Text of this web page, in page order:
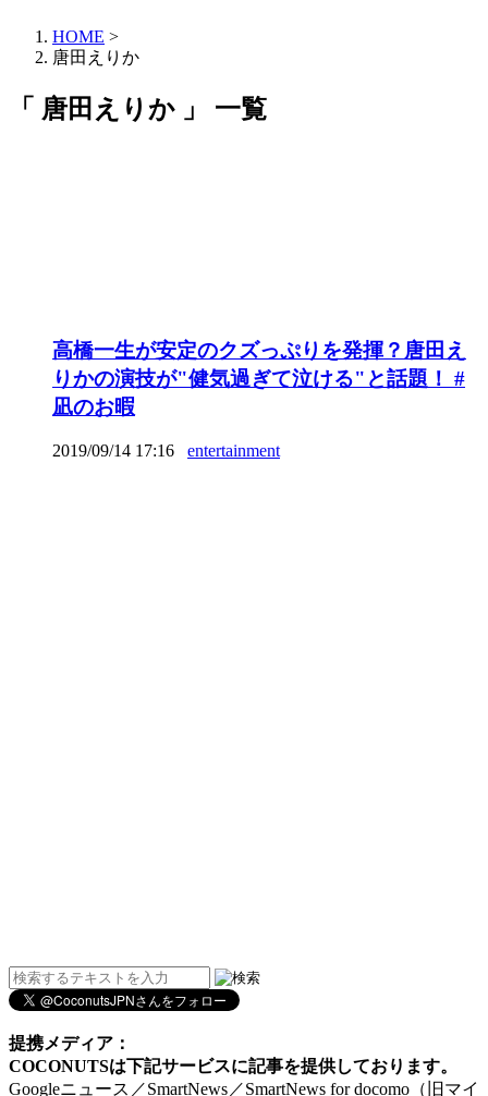
HOME >
唐田えりか
「 唐田えりか 」 一覧
高橋一生が安定のクズっぷりを発揮？唐田え
りかの演技が"健気過ぎて泣ける"と話題！ #
凪のお暇
2019/09/14 17:16 entertainment
提携メディア：
COCONUTSは下記サービスに記事を提供しております。
Googleニュース／SmartNews／SmartNews for docomo（旧マイ